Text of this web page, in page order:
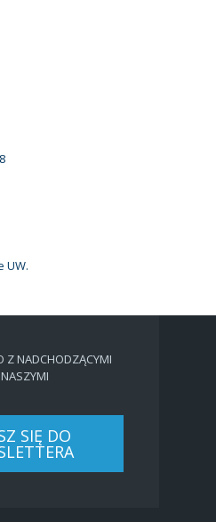
UW.
Z NADCHODZĄCYMI
SIĘ DO